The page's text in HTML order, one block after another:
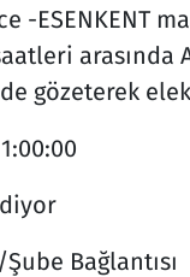
-ESENKENT
arasında
de gözeterek
Bağlantısı